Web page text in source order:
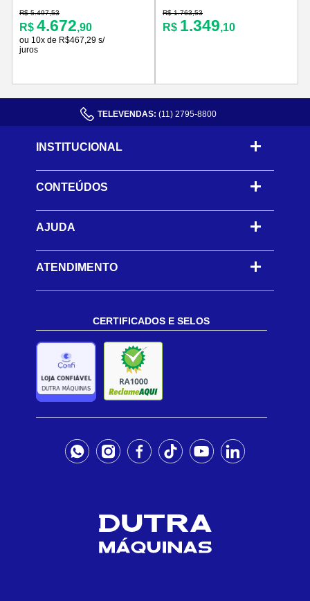
R$ 5.497,53
R$ 4.672,90
ou 10x de R$467,29 s/
juros
R$ 1.763,53
R$ 1.349,10
TELEVENDAS: (11) 2795-8800
INSTITUCIONAL
CONTEÚDOS -
AJUDA -
ATENDIMENTO
CERTIFICADOS E SELOS